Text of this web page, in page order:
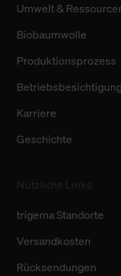
Umwelt &
Biobaumwolle
Produktionsprozess
Betriebsbesichtigung
Karriere
Geschichte
trigema Standorte
Versandkosten
Rücksendungen